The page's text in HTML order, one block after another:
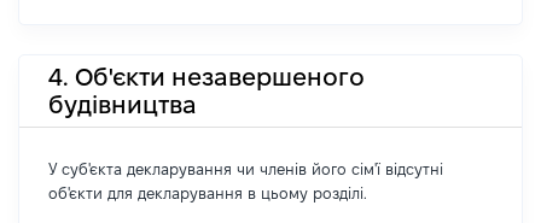
4. Об'єкти незавершеного
будівництва
У суб'єкта декларування чи членів його сім'ї відсутні
об'єкти для декларування в цьому розділі.